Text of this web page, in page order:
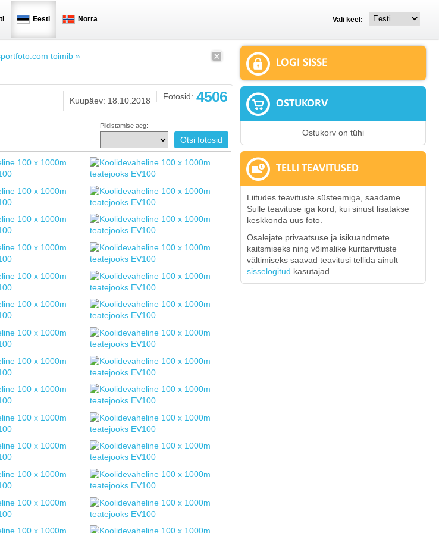
Eesti Norra Vali keel:
toimib »
Fotosid: 4506
Kuupäev: 18.10.2018
Pildistamise aeg:
LOGI SISSE
OSTUKORV
Ostukorv on tühi
TELLI TEAVITUSED
Liitudes teavituste süsteemiga, saadame
Sulle teavituse iga kord, kui sinust lisatakse
keskkonda uus foto.
Osalejate privaatsuse ja isikuandmete
kaitsmiseks ning võimalike kuritarvituste
vältimiseks saavad teavitusi tellida ainult
sisselogitud kasutajad.